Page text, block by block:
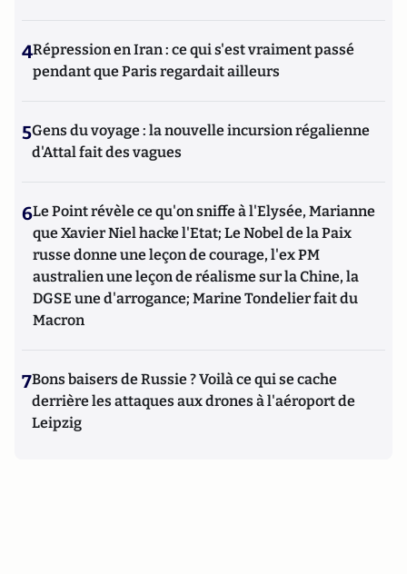
4Répression en Iran : ce qui s'est vraiment passé
pendant que Paris regardait ailleurs
5Gens du voyage : la nouvelle incursion régalienne
d'Attal fait des vagues
6Le Point révèle ce qu'on sniffe à l'Elysée, Marianne
que Xavier Niel hacke l'Etat; Le Nobel de la Paix
russe donne une leçon de courage, l'ex PM
australien une leçon de réalisme sur la Chine, la
DGSE une d'arrogance; Marine Tondelier fait du
Macron
7Bons baisers de Russie ? Voilà ce qui se cache
derrière les attaques aux drones à l'aéroport de
Leipzig